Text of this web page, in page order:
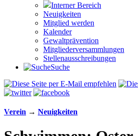
Interner Bereich
Neuigkeiten
Mitglied werden
Kalender
Gewaltprävention
Mitglieder­versammlungen
Stellen­aus­schrei­bungen
Suche
Verein → Neuigkeiten